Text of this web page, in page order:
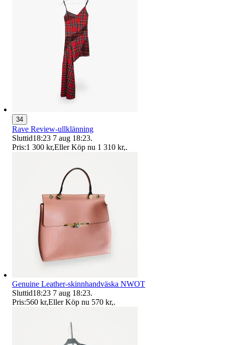
34
Rave Review-ullklänning
Sluttid18:23 7 aug 18:23.
Pris:1 300 kr,Eller Köp nu 1 310 kr,.
Genuine Leather-skinnhandväska NWOT
Sluttid18:23 7 aug 18:23.
Pris:560 kr,Eller Köp nu 570 kr,.